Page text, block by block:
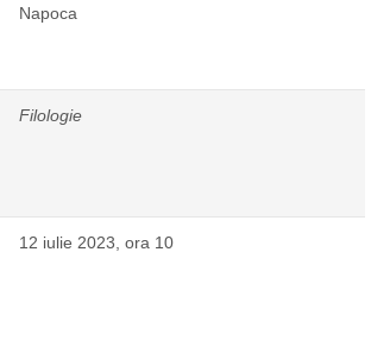
Napoca
Filologie
12 iulie 2023, ora 10